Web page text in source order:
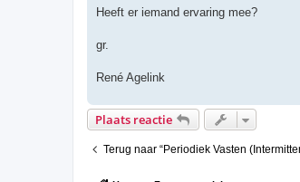
Heeft er iemand ervaring mee?
gr.
René Agelink
Plaats reactie
Terug naar “Periodiek Vasten